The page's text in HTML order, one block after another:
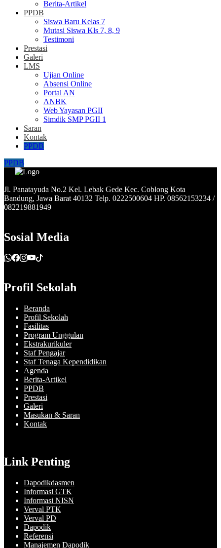
Berita-Artikel
PPDB
Siswa Baru Kelas 7
Mutasi Siswa Kls 7, 8, 9
Testimoni
Prestasi
Galeri
LMS
Ujian Online
Absensi Online
Portal AN
ANBK
Web Yayasan PGII
Simdik SMP PGII 1
Saran
Kontak
PPDB
PPDB
Jl. Panatayuda No.2 Kel. Lebak Gede Kec. Coblong Kota
Bandung, Jawa Barat 40132 Telp. 0222500604 HP. 08562153234 /
082219881949
Sosial Media
Profil Sekolah
Beranda
Profil Sekolah
Fasilitas
Program Unggulan
Ekstrakurikuler
Staf Pengajar
Staf Tenaga Kependidikan
Agenda
Berita-Artikel
PPDB
Prestasi
Galeri
Masukan & Saran
Kontak
Link Penting
Dapodikdasmen
Informasi GTK
Informasi NISN
Verval PTK
Verval PD
Dapodik
Referensi
Manajemen Dapodik